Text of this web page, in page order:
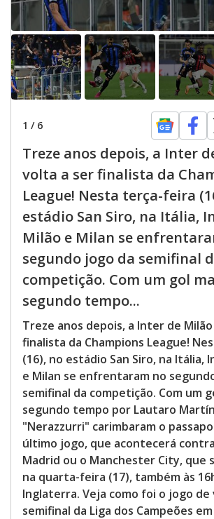
1 / 6
Treze anos depois, a Inter
volta a ser finalista da
League! Nesta terça-feira
estádio San Siro, na Itália,
Milão e Milan se
segundo jogo da semifinal
competição. Com um gol
segundo tempo...
Treze anos depois, a Inter de
finalista da Champions League!
(16), no estádio San Siro, na Itália,
e Milan se enfrentaram no
semifinal da competição. Com um
segundo tempo por Lautaro
"Nerazzurri" carimbaram o
último jogo, que acontecerá
Madrid ou o Manchester City, que
na quarta-feira (17), também às
Inglaterra. Veja como foi o jogo de
semifinal da Liga dos Campeões